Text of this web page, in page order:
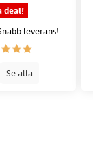
deal!
leverans!
Se alla